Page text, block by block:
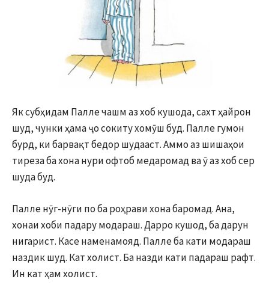
Як субҳидам Палле чашм аз хоб кушода, сахт ҳайрон
шуд, чунки ҳама ҷо сокиту хомӯш буд. Палле гумон
бурд, ки барвақт бедор шудааст. Аммо аз шишаҳои
тиреза ба хона нури офтоб медаромад ва ӯ аз хоб сер
шуда буд.
Палле нӯг-нӯги по ба роҳрави хона баромад. Ана,
хонаи хоби падару модараш. Дарро кушод, ба дарун
нигарист. Касе наменамояд. Палле ба кати модараш
наздик шуд. Кат холист. Ба назди кати падараш рафт.
Ин кат ҳам холист.